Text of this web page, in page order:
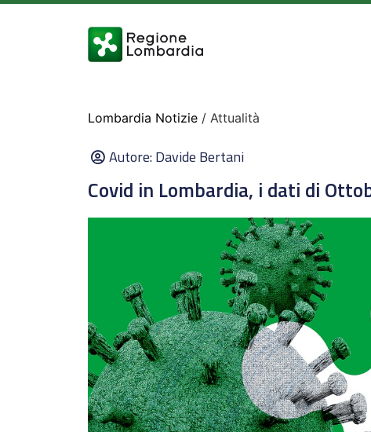
Lombardia Notizie / Attualità
Autore:Davide Bertani
Covid in Lombardia, i dati di